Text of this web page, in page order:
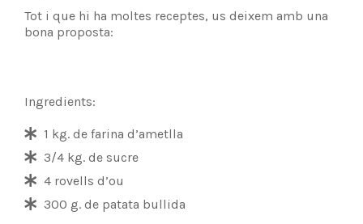
Tot i que hi ha moltes receptes, us deixem amb una
bona proposta:
Ingredients:
1 kg. de farina d’ametlla
3/4 kg. de sucre
4 rovells d’ou
300 g. de patata bullida